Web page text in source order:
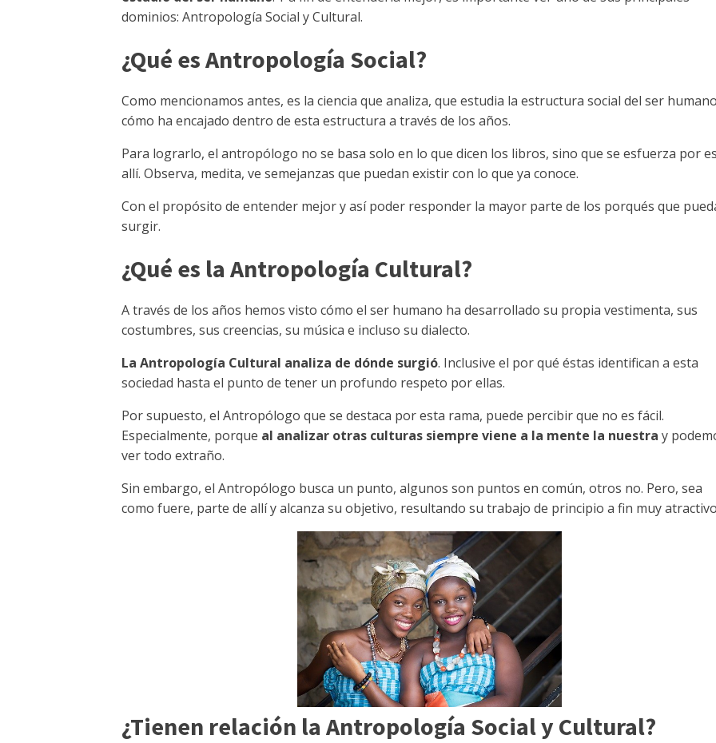
dominios: Antropología Social y Cultural.
¿Qué es Antropología Social?
Como mencionamos antes, es la ciencia que analiza, que estudia la estructura social del ser
cómo ha encajado dentro de esta estructura a través de los años.
Para lograrlo, el antropólogo no se basa solo en lo que dicen los libros, sino que se esfuerza por
allí. Observa, medita, ve semejanzas que puedan existir con lo que ya conoce.
Con el propósito de entender mejor y así poder responder la mayor parte de los porqués que
surgir.
¿Qué es la Antropología Cultural?
A través de los años hemos visto cómo el ser humano ha desarrollado su propia vestimenta, sus
costumbres, sus creencias, su música e incluso su dialecto.
La Antropología Cultural analiza de dónde surgió. Inclusive el por qué éstas identifican a esta
sociedad hasta el punto de tener un profundo respeto por ellas.
Por supuesto, el Antropólogo que se destaca por esta rama, puede percibir que no es fácil.
Especialmente, porque al analizar otras culturas siempre viene a la mente la nuestra y
ver todo extraño.
Sin embargo, el Antropólogo busca un punto, algunos son puntos en común, otros no. Pero, sea
como fuere, parte de allí y alcanza su objetivo, resultando su trabajo de principio a fin muy
¿Tienen relación la Antropología Social y Cultural?